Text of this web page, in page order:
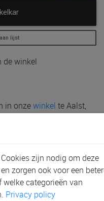
lijst
de winkel
in onzewinkel te Aalst,
*
zijn nodig om deze
zorgen ook voor een
categorieën van
Privacy policy